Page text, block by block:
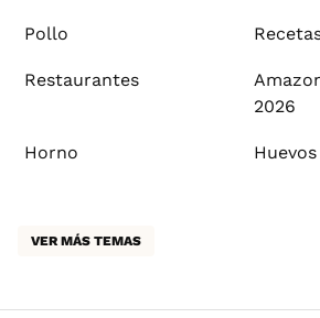
Pollo
Restaurantes
2026
Horno Huevos
VER MÁS TEMAS